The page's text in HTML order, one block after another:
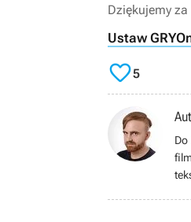
Dziękujemy za
Ustaw
5